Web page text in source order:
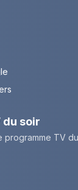
du soir
programme TV du